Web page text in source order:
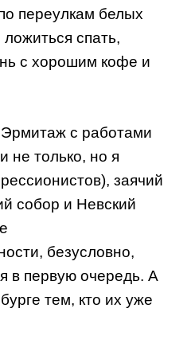
переулкам белых
спать,
с хорошим кофе и
с работами
не только, но я
заячий
собор и Невский
безусловно,
в первую очередь. А
тем, кто их уже